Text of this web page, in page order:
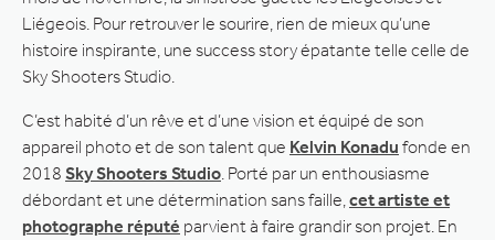
Liégeois. Pour retrouver le sourire, rien de mieux qu’une
histoire inspirante, une success story épatante telle celle de
Sky Shooters Studio.
C’est habité d’un rêve et d’une vision et équipé de son
appareil photo et de son talent que Kelvin Konadu fonde en
2018 Sky Shooters Studio . Porté par un enthousiasme
débordant et une détermination sans faille, cet artiste et
photographe réputé parvient à faire grandir son projet. En